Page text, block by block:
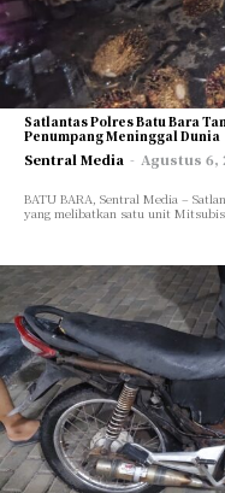
Cari Artikel
INTERNASIONAL
NASIONAL
DAERAH
POLITIK
HUKUM
Cari Artikel
INTERNASIONAL
NASIONAL
DAERAH
POLITIK
HUKUM
Satlantas Polres Batu Bara
Penumpang Meninggal Dunia
Sentral Media - Agustus 6,
BATU BARA, Sentral Media –
yang melibatkan satu unit